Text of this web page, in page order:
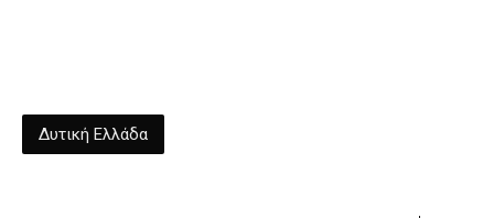
Δυτική Ελλάδα